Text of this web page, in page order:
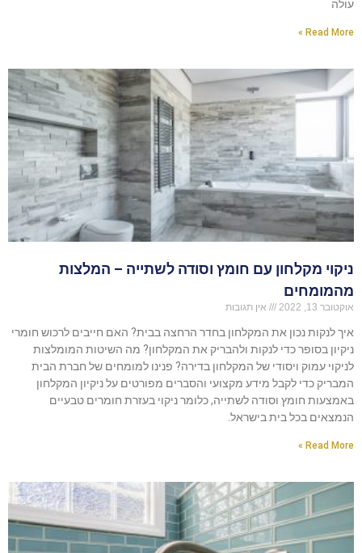
עולה
Read More »
ניקוי מקלחון עם חומץ וסודה לשתייה – המלצות
מהמומחים
אוקטובר 13, 2022 אין תגובות
איך לנקות נכון את המקלחון בחדר הרחצה בבית? האם חייבים לרכוש חומרי
ניקיון בסופר כדי לנקות ולהבריק את המקלחון? מה השיטות המומלצות
לניקוי עמוק ויסודי של המקלחון בדירה? פנינו למומחים של חברת הבית
המבריק כדי לקבל מידע מקצועי והסברים מפורטים על ניקיון המקלחון
באמצעות חומץ וסודה לשתייה, כלומר ניקוי בעזרת חומרים טבעיים
הנמצאים בכל בית בישראל.
Read More »